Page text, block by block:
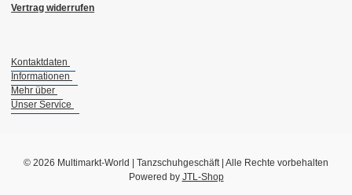
Vertrag widerrufen
Kontaktdaten
Informationen
Mehr über
Unser Service
© 2026 Multimarkt-World | Tanzschuhgeschäft | Alle Rechte vorbehalten
Powered by JTL-Shop